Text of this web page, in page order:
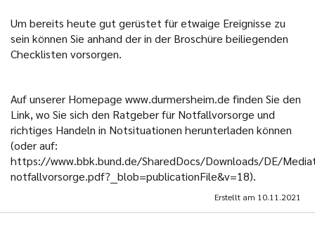
Um bereits heute gut gerüstet für etwaige Ereignisse zu
sein können Sie anhand der in der Broschüre beiliegenden
Checklisten vorsorgen.
Auf unserer Homepage www.durmersheim.de finden Sie den
Link, wo Sie sich den Ratgeber für Notfallvorsorge und
richtiges Handeln in Notsituationen herunterladen können
(oder auf:
https://www.bbk.bund.de/SharedDocs/Downloads/DE/
notfallvorsorge.pdf?__blob=publicationFile&v=18).
Erstellt am 10.11.2021